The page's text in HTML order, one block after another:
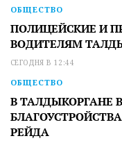
ОБЩЕСТВО
ПОЛИЦЕЙСКИЕ И
ВОДИТЕЛЯМ
СЕГОДНЯ В 12:44
ОБЩЕСТВО
В ТАЛДЫКОРГАНЕ
РЕЙДА